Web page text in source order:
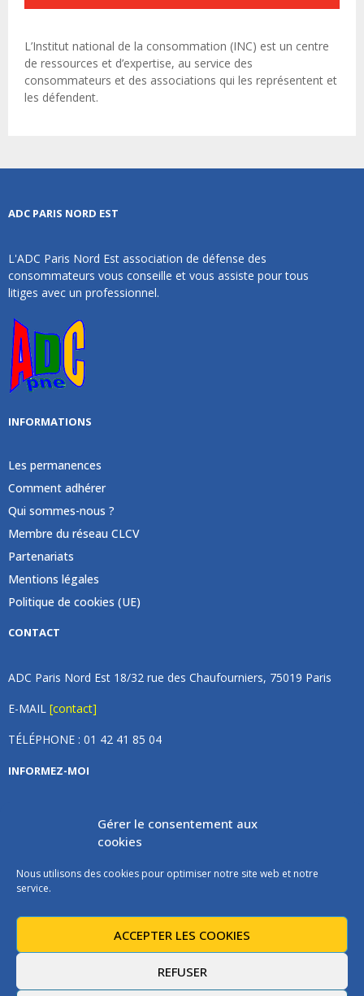
Gérer le consentement aux
cookies
Nous utilisons des cookies pour optimiser notre site web et notre
service.
ACCEPTER LES COOKIES
REFUSER
L’Institut national de la consommation (INC) est un centre
de ressources et d’expertise, au service des
consommateurs et des associations qui les représentent et
les défendent.
ADC PARIS NORD EST
L'ADC Paris Nord Est association de défense des
consommateurs vous conseille et vous assiste pour tous
litiges avec un professionnel.
INFORMATIONS
Les permanences
Comment adhérer
Qui sommes-nous ?
Membre du réseau CLCV
Partenariats
Mentions légales
Politique de cookies (UE)
CONTACT
ADC Paris Nord Est 18/32 rue des Chaufourniers, 75019 Paris
E-MAIL [contact]
TÉLÉPHONE : 01 42 41 85 04
INFORMEZ-MOI
Inscrivez vous à notre newsletter et recevez une fois par
mois de nos nouvelles, aucun spam (on promet).
Les instructions pour vous désabonner sont incluses dans chaque